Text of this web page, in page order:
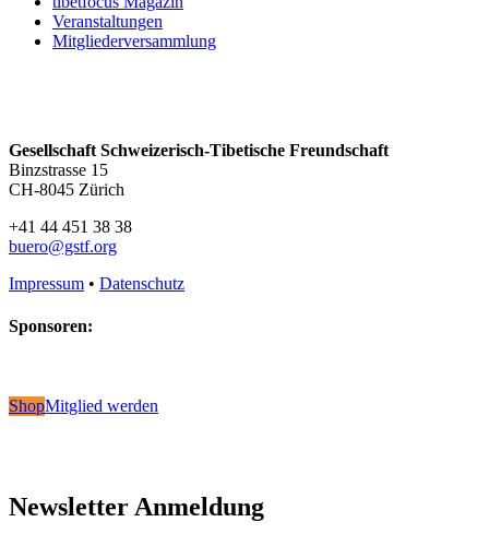
Veranstaltungen
Mitgliederversammlung
Gesellschaft Schweizerisch-Tibetische Freundschaft
Binzstrasse 15
CH-8045 Zürich
+41 44 451 38 38
buero@gstf.org
Impressum • Datenschutz
Sponsoren:
ShopMitglied werden
Newsletter Anmeldung